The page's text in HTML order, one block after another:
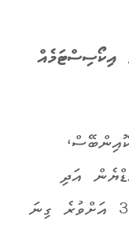
އިކޯސިސްޓަމެއް
އަދި
ގްލޯބަލް ޕޭމަންޓްސް ހިމެނޭހެން 30 އަށްވުރެ ގިނަ